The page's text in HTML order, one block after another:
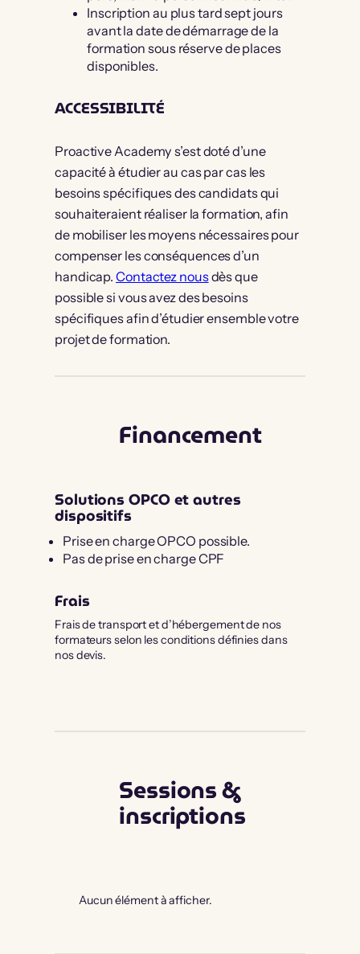
Inscription au plus tard sept jours
avant la date de démarrage de la
formation sous réserve de places
disponibles.
ACCESSIBILITÉ
Proactive Academy s’est doté d’une
capacité à étudier au cas par cas les
besoins spécifiques des candidats qui
souhaiteraient réaliser la formation, afin
de mobiliser les moyens nécessaires pour
compenser les conséquences d’un
handicap.Contactez nousdès que
possible si vous avez des besoins
spécifiques afin d’étudier ensemble votre
projet de formation.
Financement
Solutions OPCO et autres
dispositifs
Prise en charge OPCO possible.
Pas de prise en charge CPF
Frais
Frais de transport et d’hébergement de nos
formateurs selon les conditions définies dans
nos devis.
Sessions &
inscriptions
Aucun élément à afficher.